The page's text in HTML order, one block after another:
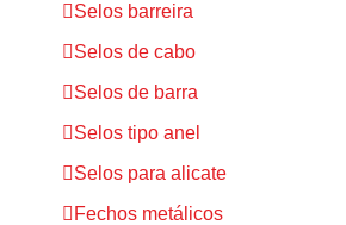
Selos barreira
Selos de cabo
Selos de barra
Selos tipo anel
Selos para alicate
Fechos metálicos